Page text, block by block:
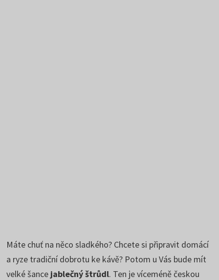
Máte chuť na něco sladkého? Chcete si připravit domácí
a ryze tradiční dobrotu ke kávě? Potom u Vás bude mít
velké šance jablečný štrůdl. Ten je víceméně českou